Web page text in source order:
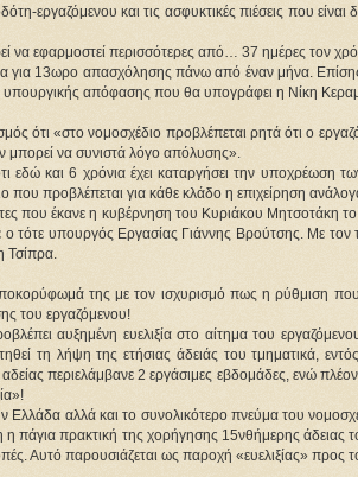
εργαζόμενου και τις ασφυκτικές πιέσεις που
να εφαρμοστεί περισσότερες από… 37 ημέρες τον
για 13ωρο απασχόλησης πάνω από έναν μήνα.
απόφασης που θα υπογράφει η Νίκη
ότι «στο νομοσχέδιο προβλέπεται ρητά ότι ο
μπορεί να συνιστά λόγο απόλυσης».
και 6 χρόνια έχει καταργήσει την υποχρέωση
που προβλέπεται για κάθε κλάδο η επιχείρηση
που έκανε η κυβέρνηση του Κυριάκου Μητσοτάκη
τότε υπουργός Εργασίας Γιάννης Βρούτσης. Με τον
Τσίπρα.
της με τον ισχυρισμό πως η ρύθμιση
του εργαζόμενου!
αυξημένη ευελιξία στο αίτημα του
τη λήψη της ετήσιας άδειάς του τμηματικά,
περιελάμβανε 2 εργάσιμες εβδομάδες, ενώ
Ελλάδα αλλά και το συνολικότερο πνεύμα του
η πάγια πρακτική της χορήγησης 15νθήμερης άδειας
Αυτό παρουσιάζεται ως παροχή «ευελιξίας» προς